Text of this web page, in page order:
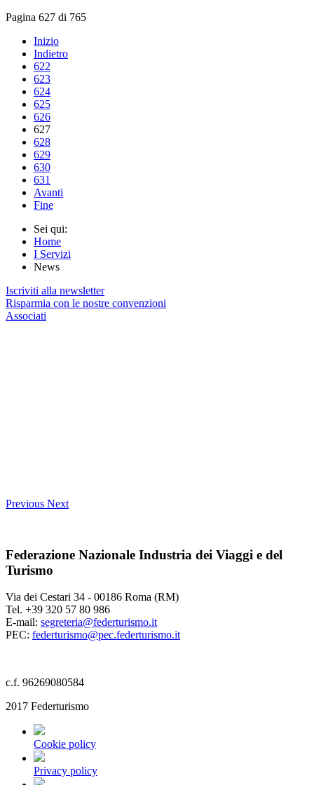
Pagina 627 di 765
Inizio
Indietro
622
623
624
625
626
627
628
629
630
631
Avanti
Fine
Sei qui:
Home
I Servizi
News
Iscriviti alla newsletter
Risparmia con le nostre convenzioni
Associati
Previous Next
Federazione Nazionale Industria dei Viaggi e del
Turismo
Via dei Cestari 34 - 00186 Roma (RM)
Tel. +39 320 57 80 986
E-mail: segreteria@federturismo.it
PEC: federturismo@pec.federturismo.it
c.f. 96269080584
2017 Federturismo
Cookie policy
Privacy policy